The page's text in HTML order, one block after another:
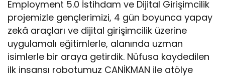
Employment 5.0 İstihdam ve Dijital Girişimcilik
projemizle gençlerimizi, 4 gün boyunca yapay
zekâ araçları ve dijital girişimcilik üzerine
uygulamalı eğitimlerle, alanında uzman
isimlerle bir araya getirdik. Nüfusa kaydedilen
ilk insansı robotumuz CANİKMAN ile atölye